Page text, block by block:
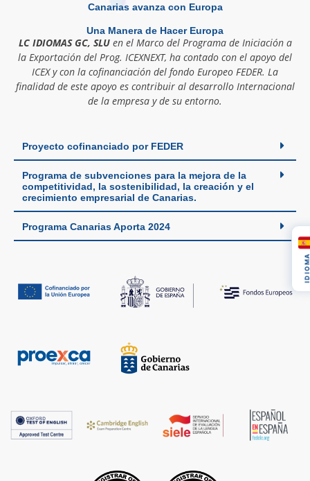
Canarias avanza con Europa
Una Manera de Hacer Europa
LC IDIOMAS GC, SLUen el Marco del Programa de Iniciación a
la Exportación del Prog. ICEXNEXT, ha contado con el apoyo del
ICEX y con la cofinanciación del fondo Europeo FEDER. La
finalidad de este apoyo es contribuir al desarrollo Internacional
de la empresa y de su entorno.
Proyecto cofinanciado por FEDER
Programa de subvenciones para la mejora de la
competitividad, la sostenibilidad, la creación y el
crecimiento empresarial de Canarias.
Programa Canarias Aporta 2024
IDIOMA